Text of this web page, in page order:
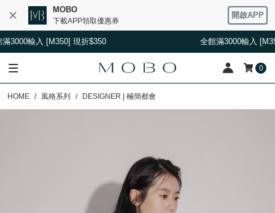
MOBO
下載APP領取優惠券
開啟APP
[M350] 現折$350 全館滿3000輸入 [M350] 現折
0
HOME 風格系列 DESIGNER | 極簡都會